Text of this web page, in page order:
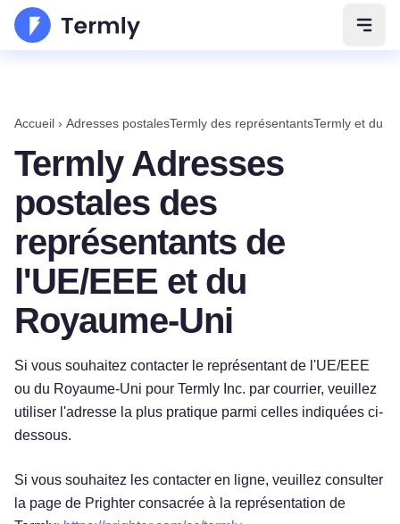
Accueil › Adresses postalesTermly des représentantsTermly et du
Termly Adresses
postales des
représentants de
l'UE/EEE et du
Royaume-Uni
Si vous souhaitez contacter le représentant de l'UE/EEE
ou du Royaume-Uni pour Termly Inc. par courrier, veuillez
utiliser l'adresse la plus pratique parmi celles indiquées ci-
dessous.
Si vous souhaitez les contacter en ligne, veuillez consulter
la page de Prighter consacrée à la représentation de